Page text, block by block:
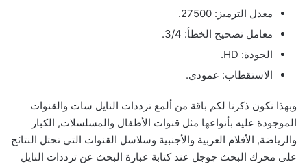
معدل الترميز: 27500.
معامل تصحيح الخطأ: 3/4.
الجودة: HD.
الاستقطاب: عمودي.
وبهذا نكون ذكرنا لكم باقة من ألمع ترددات النايل سات والقنوات
الموجودة عليه بأنواعها مثل قنوات الأطفال والمسلسلات, الكبار
والرياضة, الأفلام العربية والأجنبية وسلاسل القنوات التي تحتل النتائج
على محرك البحث جوجل عند كتابة عبارة البحث عن ترددات النايل